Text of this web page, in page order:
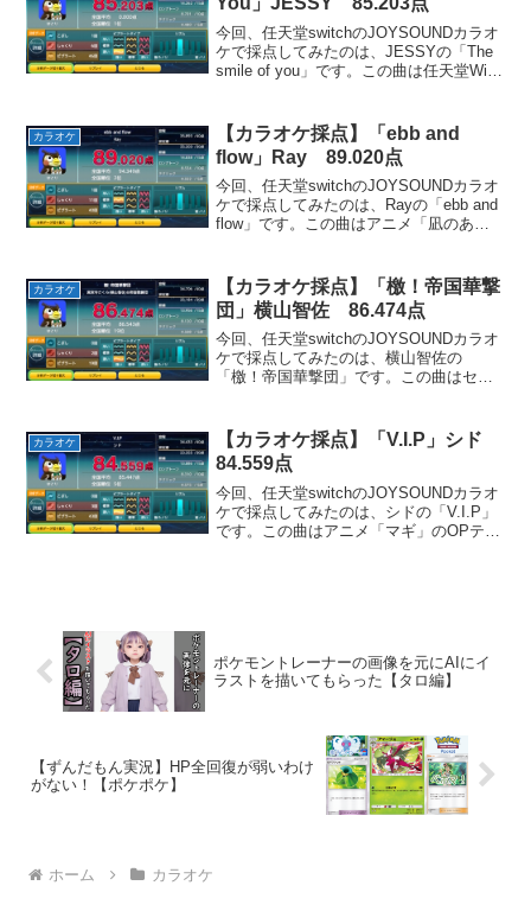
今回、任天堂switchのJOYSOUNDカラオ
ケで採点してみたのは、JESSYの「The
smile of you」です。この曲は任天堂Wii
光に包まれるような雰囲...
カラオケ
【カラオケ採点】「ebb and
flow」Ray 89.020点
今回、任天堂switchのJOYSOUNDカラオ
ケで採点してみたのは、Rayの「ebb and
flow」です。この曲はアニメ「凪のあす
麗な曲です。お気に入りのパートは...
カラオケ
【カラオケ採点】「檄！帝国華撃
団」横山智佐 86.474点
今回、任天堂switchのJOYSOUNDカラオ
ケで採点してみたのは、横山智佐の
「檄！帝国華撃団」です。この曲はセガ
佐の芯の通った奇麗な声と勇ましい雰囲
気が特徴の曲です...
カラオケ
【カラオケ採点】「V.I.P」シド
84.559点
今回、任天堂switchのJOYSOUNDカラオ
ケで採点してみたのは、シドの「V.I.P」
です。この曲はアニメ「マギ」のOPテー
ポケモントレーナーの画像を元にAIにイ
ラストを描いてもらった【タロ編】
【ずんだもん実況】HP全回復が弱いわけ
がない！【ポケポケ】
ホーム カラオケ